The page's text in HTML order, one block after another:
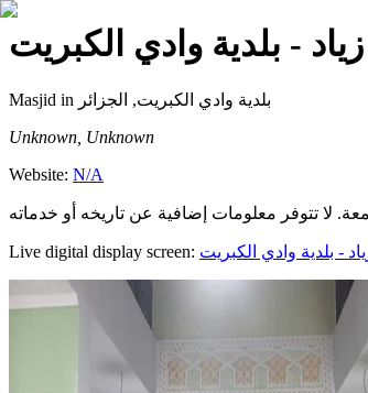
- بلدية وادي الكبريت
Masjid
in بلدية وادي الكبريت, الجزائر
Unknown, Unknown
Website: N/A
Live digital display screen: - بلدية وادي الكبريت